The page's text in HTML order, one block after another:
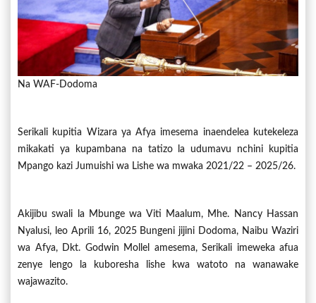
Na WAF-Dodoma
Serikali kupitia Wizara ya Afya imesema inaendelea kutekeleza
mikakati ya kupambana na tatizo la udumavu nchini kupitia
Mpango kazi Jumuishi wa Lishe wa mwaka 2021/22 – 2025/26.
Akijibu swali la Mbunge wa Viti Maalum, Mhe. Nancy Hassan
Nyalusi, leo Aprili 16, 2025 Bungeni jijini Dodoma, Naibu Waziri
wa Afya, Dkt. Godwin Mollel amesema, Serikali imeweka afua
zenye lengo la kuboresha lishe kwa watoto na wanawake
wajawazito.